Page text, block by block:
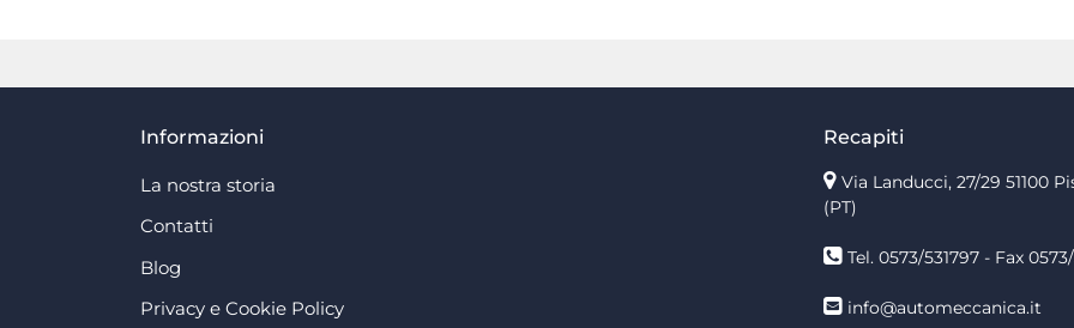
Informazioni
La nostra storia
Contatti
Blog
Privacy e Cookie Policy
Recapiti
Via Landucci, 27/29 51100
(PT)
Tel. 0573/531797 - Fax 0573/
info@automeccanica.it